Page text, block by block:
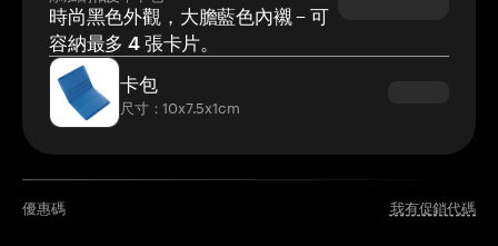
時尚黑色外觀，大膽藍色內襯 – 可
容納最多 4 張卡片。
卡包
尺寸：10x7.5x1cm
優惠碼 我有促銷代碼